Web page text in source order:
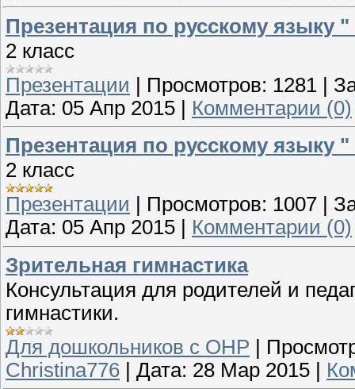
Презентация по русскому языку
2 класс
Презентации | Просмотров: 1281 |
Дата: 05 Апр 2015 | Комментарии (0)
Презентация по русскому языку
2 класс
Презентации
Просмотров: 1007
Дата: 05 Апр 2015
Комментарии (0)
Зрительная гимнастика
Консультация для родителей и
гимнастики.
Для дошкольников с ОНР
Christina776
Дата: 28 Мар 2015